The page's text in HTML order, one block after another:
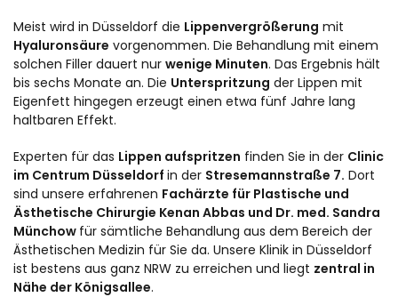
Meist wird in Düsseldorf die Lippenvergrößerung mit
Hyaluronsäure vorgenommen. Die Behandlung mit einem
solchen Filler dauert nur wenige Minuten. Das Ergebnis hält
bis sechs Monate an. Die Unterspritzung der Lippen mit
Eigenfett hingegen erzeugt einen etwa fünf Jahre lang
haltbaren Effekt.
Experten für das Lippen aufspritzen finden Sie in der Clinic
im Centrum Düsseldorf in der Stresemannstraße 7. Dort
sind unsere erfahrenen Fachärzte für Plastische und
Ästhetische Chirurgie Kenan Abbas und Dr. med. Sandra
Münchow für sämtliche Behandlung aus dem Bereich der
Ästhetischen Medizin für Sie da. Unsere Klinik in Düsseldorf
ist bestens aus ganz NRW zu erreichen und liegt zentral in
Nähe der Königsallee.